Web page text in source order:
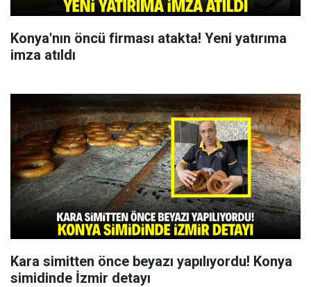
Konya'nın öncü firması atakta! Yeni yatırıma
imza atıldı
Kara simitten önce beyazı yapılıyordu! Konya
simidinde İzmir detayı